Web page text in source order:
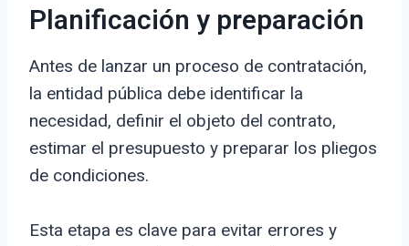
Planificación y preparación
Antes de lanzar un proceso de contratación,
la entidad pública debe identificar la
necesidad, definir el objeto del contrato,
estimar el presupuesto y preparar los pliegos
de condiciones.
Esta etapa es clave para evitar errores y